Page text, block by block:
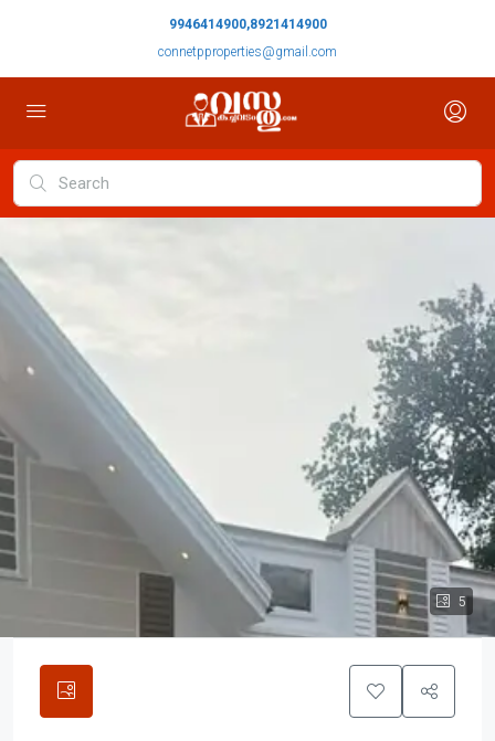
9946414900,8921414900
connetpproperties@gmail.com
5